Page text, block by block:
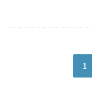
1